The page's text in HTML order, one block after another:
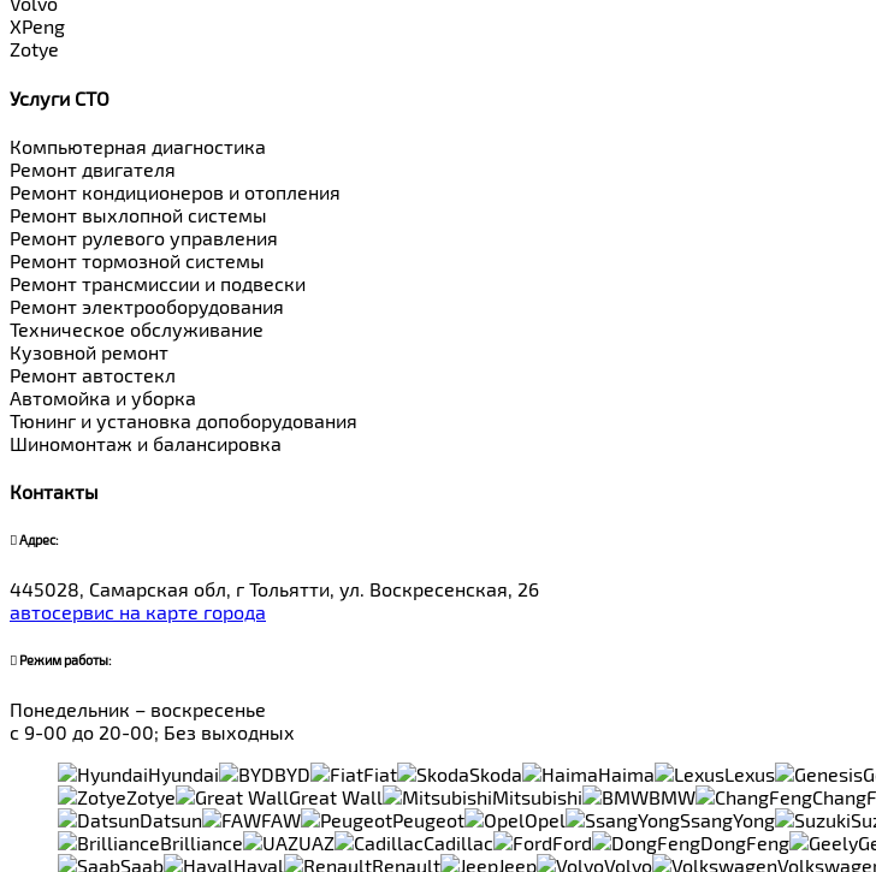
XPeng
Zotye
Услуги СТО
Компьютерная диагностика
Ремонт двигателя
Ремонт кондиционеров и отопления
Ремонт выхлопной системы
Ремонт рулевого управления
Ремонт тормозной системы
Ремонт трансмиссии и подвески
Ремонт электрооборудования
Техническое обслуживание
Кузовной ремонт
Ремонт автостекл
Автомойка и уборка
Тюнинг и установка допоборудования
Шиномонтаж и балансировка
Контакты
Адрес:
445028, Самарская обл, г Тольятти, ул. Воскресенская, 26
автосервис на карте города
Режим работы:
Понедельник – воскресенье
с 9-00 до 20-00; Без выходных
Hyundai
BYD Fiat Skoda Haima Lexus
Zotye
Great Wall Mitsubishi BMW
Datsun
FAW Peugeot Opel SsangYong
Brilliance
UAZ Cadillac Ford DongFeng
Saab
Haval Renault Jeep Volvo